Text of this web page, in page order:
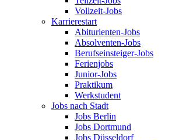
Vollzeit-Jobs
Karrierestart
Abiturienten-Jobs
Absolventen-Jobs
Berufseinsteiger-Jobs
Ferienjobs
Junior-Jobs
Praktikum
Werkstudent
Jobs nach Stadt
Jobs Berlin
Jobs Dortmund
Jobs Düsseldorf